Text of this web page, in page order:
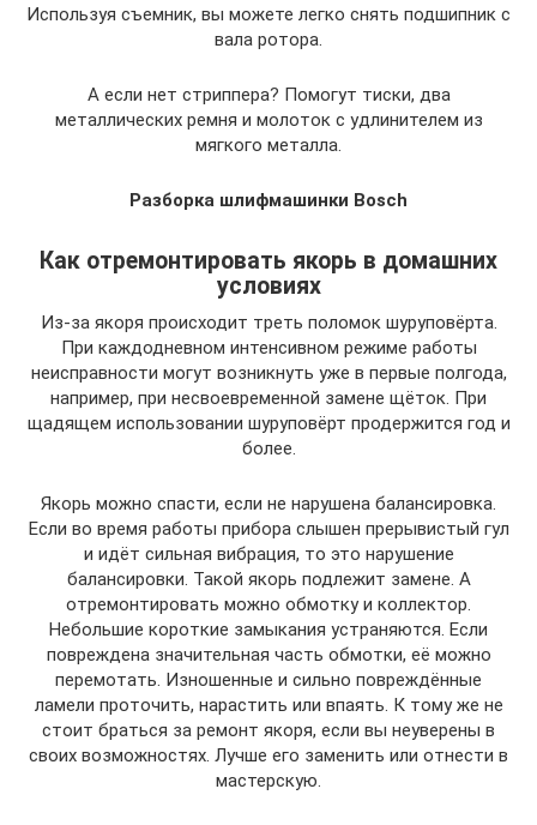
Используя съемник, вы можете легко снять подшипник с
вала ротора.
А если нет стриппера? Помогут тиски, два
металлических ремня и молоток с удлинителем из
мягкого металла.
Разборка шлифмашинки Bosch
Как отремонтировать якорь в домашних
условиях
Из-за якоря происходит треть поломок шуруповёрта.
При каждодневном интенсивном режиме работы
неисправности могут возникнуть уже в первые полгода,
например, при несвоевременной замене щёток. При
щадящем использовании шуруповёрт продержится год и
более.
Якорь можно спасти, если не нарушена балансировка.
Если во время работы прибора слышен прерывистый гул
и идёт сильная вибрация, то это нарушение
балансировки. Такой якорь подлежит замене. А
отремонтировать можно обмотку и коллектор.
Небольшие короткие замыкания устраняются. Если
повреждена значительная часть обмотки, её можно
перемотать. Изношенные и сильно повреждённые
ламели проточить, нарастить или впаять. К тому же не
стоит браться за ремонт якоря, если вы неуверены в
своих возможностях. Лучше его заменить или отнести в
мастерскую.